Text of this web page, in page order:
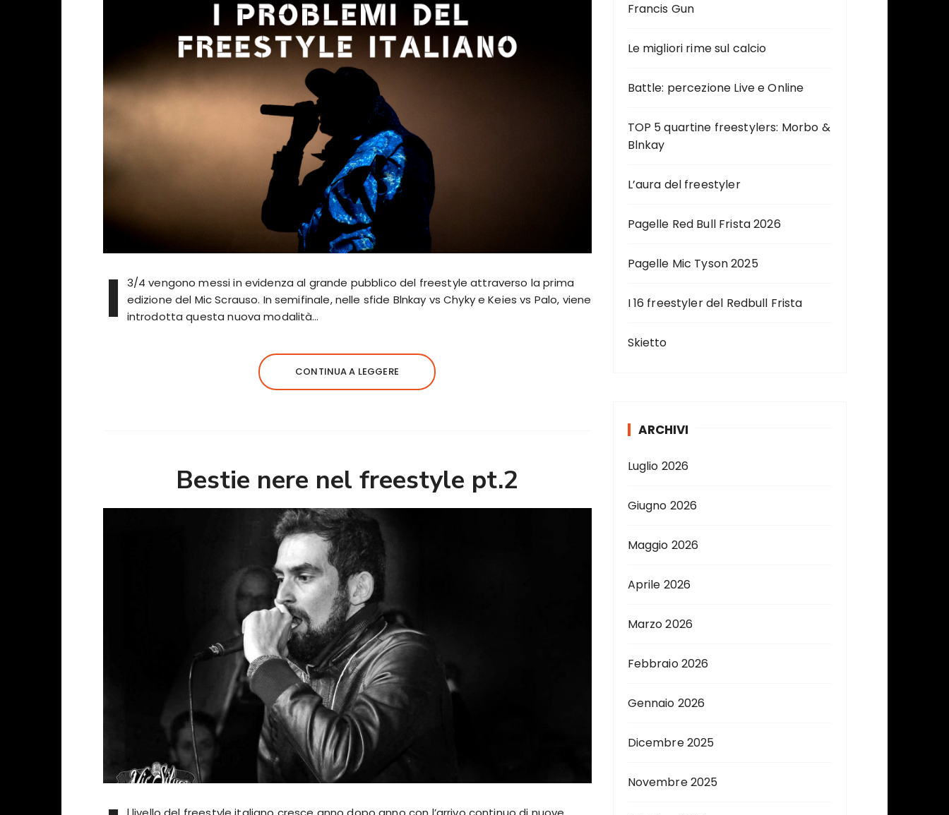
I
3/4 vengono messi in evidenza al grande pubblico del freestyle attraverso la prima
edizione del Mic Scrauso. In semifinale, nelle sfide Blnkay vs Chyky e Keies vs Palo, viene
introdotta questa nuova modalità…
CONTINUA A LEGGERE
Bestie nere nel freestyle pt.2
Francis Gun
Le migliori rime sul calcio
Battle: percezione Live e Online
TOP 5 quartine freestylers: Morbo &
Blnkay
L’aura del freestyler
Pagelle Red Bull Frista 2026
Pagelle Mic Tyson 2025
I 16 freestyler del Redbull Frista
Skietto
ARCHIVI
Luglio 2026
Giugno 2026
Maggio 2026
Aprile 2026
Marzo 2026
Febbraio 2026
Gennaio 2026
Dicembre 2025
Novembre 2025